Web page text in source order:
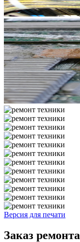
Версия для печати
Заказ ремонта